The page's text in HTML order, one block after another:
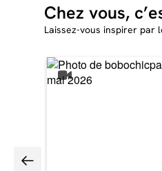
Chez vous,
Laissez-vous inspirer par